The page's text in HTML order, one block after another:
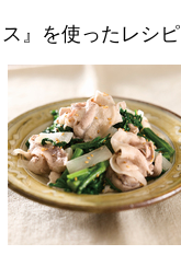
』を使ったレシピ